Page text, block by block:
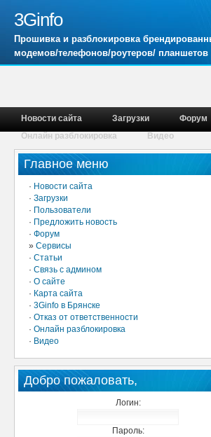
3Ginfo
Прошивка и разблокировка
модемов/телефонов/роутеров/ планшетов
Новости сайта Загрузки Форум
Онлайн разблокировка
Видео
Главное меню
· Новости сайта
· Загрузки
· Пользователи
· Предложить новость
· Форум
» Сервисы
· Статьи
· Связь с админом
· О сайте
· Карта сайта
· 3Ginfo в Брянске
· Отказ от ответственности
· Онлайн разблокировка
· Видео
Добро пожаловать,
Логин:
Пароль: